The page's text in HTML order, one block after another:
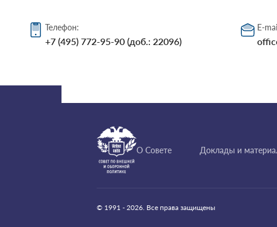
Телефон:
+7 (495) 772-95-90 (доб.: 22096)
E-
О Совете Доклады и
© 1991 - 2026. Все права защищены